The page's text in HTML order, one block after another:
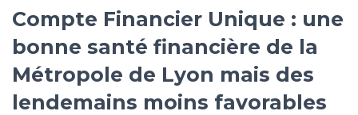
Compte Financier Unique : une
bonne santé financière de la
Métropole de Lyon mais des
lendemains moins favorables